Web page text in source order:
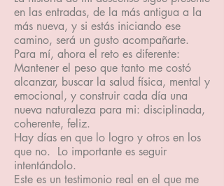
en las entradas, de la más antigua a la
más nueva, y si estás iniciando ese
camino, será un gusto acompañarte.
Para mí, ahora el reto es diferente:
Mantener el peso que tanto me costó
alcanzar, buscar la salud física, mental y
emocional, y construir cada día una
nueva naturaleza para mi: disciplinada,
coherente, feliz.
Hay días en que lo logro y otros en los
que no. Lo importante es seguir
intentándolo.
Este es un testimonio real en el que me